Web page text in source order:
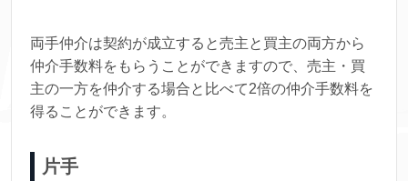
両手仲介は契約が成立すると売主と買主の両方から
仲介手数料をもらうことができますので、売主・買
主の一方を仲介する場合と比べて2倍の仲介手数料を
得ることができます。
片手